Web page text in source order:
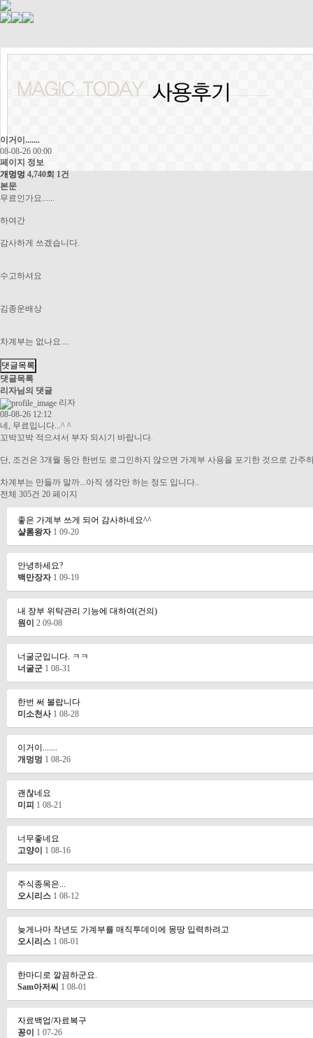
이거이.......
08-08-26 00:00
페이지 정보
개멍멍 4,740회 1건
본문
무료인가요......
하여간
감사하게 쓰겠습니다.
수고하셔요
김종운배상
차계부는 없나요....
댓글목록
댓글목록
리자님의 댓글
리자
08-08-26 12:12
네, 무료입니다...^ ^
꼬박꼬박 적으셔서 부자 되시기 바랍니다.
단, 조건은 3개월 동안 한번도 로그인하지 않으면 가계부 사용을 포기한 것으로 간주
차계부는 만들까 말까...아직 생각만 하는 정도 입니다..
전체 305건 20 페이지
좋은 가계부 쓰게 되어 감사하네요^^
샬롬왕자 1 09-20
안녕하세요?
백만장자 1 09-19
내 장부 위탁관리 기능에 대하여(건의)
원이 2 09-08
너굴군입니다. ㅋㅋ
너굴군 1 08-31
한번 써 볼랍니다
미소천사 1 08-28
이거이.......
개멍멍 1 08-26
괜찮네요
미피 1 08-21
너무좋네요
고양이 1 08-16
주식종목은...
오시리스 1 08-12
늦게나마 작년도 가계부를 매직투데이에 몽땅 입력하려고
오시리스 1 08-01
한마디로 깔끔하군요.
Sam아저씨 1 08-01
자료백업/자료복구
꽁이 1 07-26